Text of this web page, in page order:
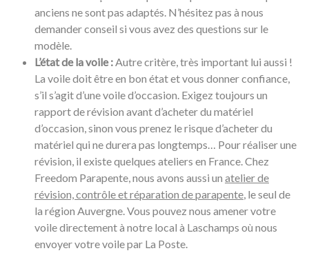
anciens ne sont pas adaptés. N’hésitez pas à nous
demander conseil si vous avez des questions sur le
modèle.
L’état de la voile :Autre critère, très important lui aussi !
La voile doit être en bon état et vous donner confiance,
s’il s’agit d’une voile d’occasion. Exigez toujours un
rapport de révision avant d’acheter du matériel
d’occasion, sinon vous prenez le risque d’acheter du
matériel qui ne durera pas longtemps… Pour réaliser une
révision, il existe quelques ateliers en France. Chez
Freedom Parapente, nous avons aussi un atelier de
révision, contrôle et réparation de parapente, le seul de
la région Auvergne. Vous pouvez nous amener votre
voile directement à notre local à Laschamps où nous
envoyer votre voile par La Poste.